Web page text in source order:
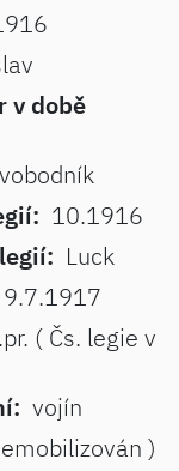
v době
10.1916
Luck
9.7.1917
( Čs. legie v
vojín
)